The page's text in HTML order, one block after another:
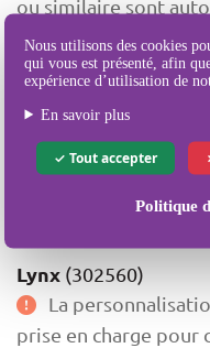
Nous utilisons des cookies
qui vous est présenté, afin
expérience d’utilisation de
En savoir plus
Tout accepter
Politique
ou similaire sont
opérateurs locaux.
Le contenu de
contenir de lien.
côté opérateurs.
Si vous souhaitez
Lynx (302560)
La
prise en charge